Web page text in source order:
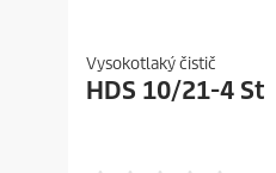
Vysokotlaký čistič
HDS 10/21-4 St